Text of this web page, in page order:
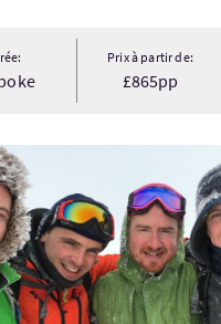
Prix à partir de:
£865pp
Ben Nevis Group Walks